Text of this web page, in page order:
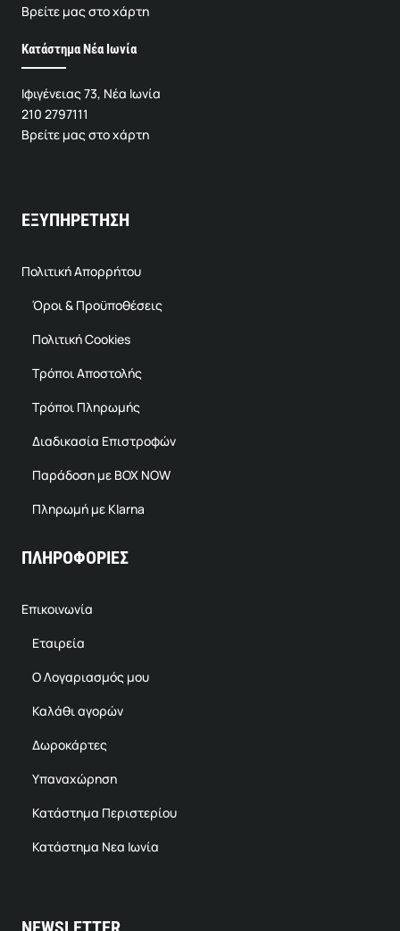
Βρείτε μας στο χάρτη
Κατάστημα Νέα Ιωνία
Ιφιγένειας 73, Νέα Ιωνία
210 2797111
Βρείτε μας στο χάρτη
ΕΞΥΠΗΡΕΤΗΣΗ
Πολιτική Απορρήτου
Όροι & Προϋποθέσεις
Πολιτική Cookies
Τρόποι Αποστολής
Τρόποι Πληρωμής
Διαδικασία Επιστροφών
Παράδοση με BOX NOW
Πληρωμή με Klarna
ΠΛΗΡΟΦΟΡΙΕΣ
Επικοινωνία
Εταιρεία
Ο Λογαριασμός μου
Καλάθι αγορών
Δωροκάρτες
Υπαναχώρηση
Κατάστημα Περιστερίου
Κατάστημα Νεα Ιωνία